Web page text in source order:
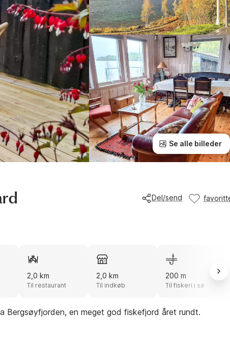
Se alle billeder
Del/send
2,0 km
Til restaurant
2,0 km
Til indkøb
200 m
Til fiskeri i sø
Bergsøyfjorden, en meget god fiskefjord året rundt.